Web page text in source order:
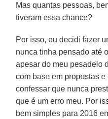
Mas quantas pessoas,
tiveram essa chance?
Por isso, eu decidi fazer
nunca tinha pensado até
apesar do meu pesadelo
com base em propostas
confessar que nunca
que é um erro meu. Por
bem simples para 2016